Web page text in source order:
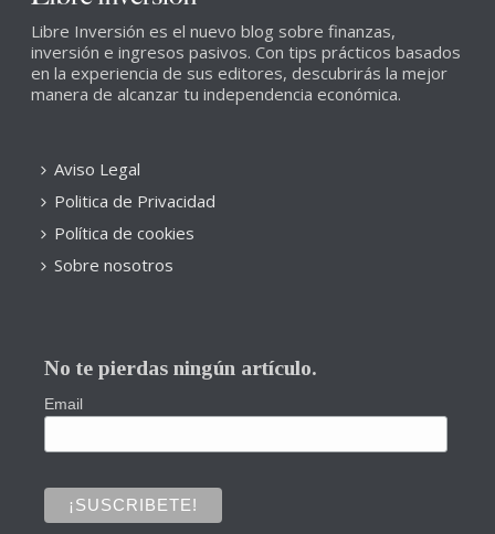
Libre Inversión es el nuevo blog sobre finanzas,
inversión e ingresos pasivos. Con tips prácticos basados
en la experiencia de sus editores, descubrirás la mejor
manera de alcanzar tu independencia económica.
Aviso Legal
Politica de Privacidad
Política de cookies
Sobre nosotros
No te pierdas ningún artículo.
Email